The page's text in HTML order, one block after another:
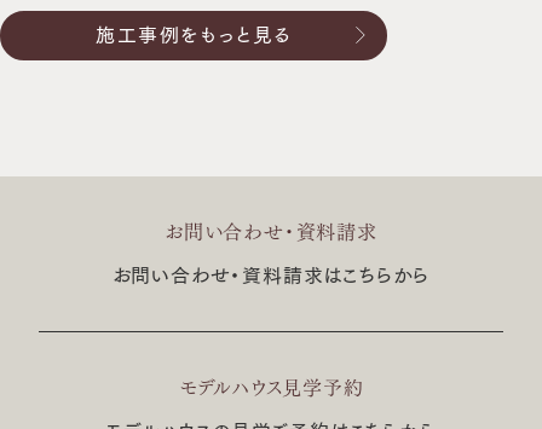
施工事例をもっと見る
お問い合わせ・資料請求
お問い合わせ・資料請求はこちらから
モデルハウス見学予約